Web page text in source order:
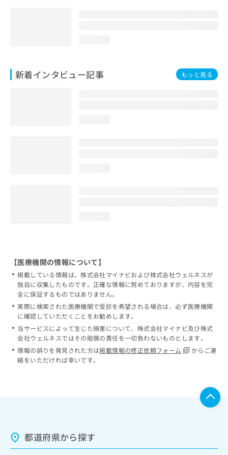
新着インタビュー記事 もっと見る
【医療機関の情報について】
掲載している情報は、株式会社マイナビおよび株式会社ウェルネスが
独自に収集したものです。正確な情報に努めておりますが、内容を完
全に保証するものではありません。
実際に検索された医療機関で受診を希望される場合は、必ず医療機関
に確認していただくことをお勧めします。
当サービスによって生じた損害について、株式会社マイナビ及び株式
会社ウェルネスではその賠償の責任を一切負わないものとします。
情報の誤りを発見された方は掲載情報の修正依頼フォーム
からご連
絡をいただければ幸いです。
都道府県から探す